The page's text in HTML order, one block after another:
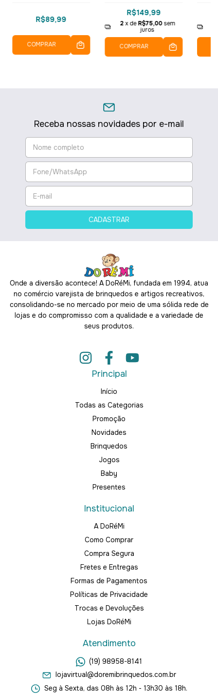
Dorémi
R$89,99
COMPRAR
Dorémi
R$149,99
2 x deR$75,00 sem
juros
COMPRAR
Receba nossas novidades por e-mail
Onde a diversão acontece! A DoRéMi, fundada em 1994, atua
no comércio varejista de brinquedos e artigos recreativos,
consolidando-se no mercado por meio de uma sólida rede de
lojas e do compromisso com a qualidade e a variedade de
seus produtos.
Principal
Início
Todas as Categorias
Promoção
Novidades
Brinquedos
Jogos
Baby
Presentes
Institucional
A DoRéMi
Como Comprar
Compra Segura
Fretes e Entregas
Formas de Pagamentos
Políticas de Privacidade
Trocas e Devoluções
Lojas DoRéMi
Atendimento
(19) 98958-8141
lojavirtual@doremibrinquedos.com.br
Seg à Sexta, das 08h às 12h - 13h30 às 18h.